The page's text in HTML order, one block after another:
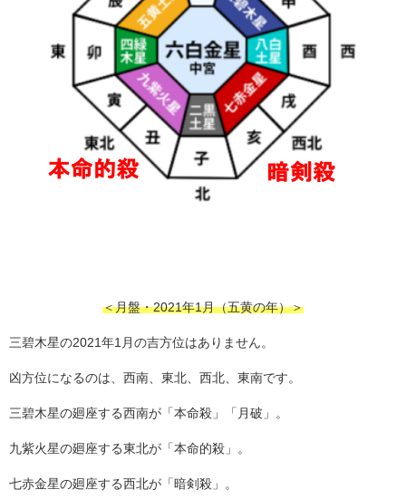
＜月盤・2021年1月（五黄の年）＞
三碧木星の2021年1月の吉方位はありません。
凶方位になるのは、西南、東北、西北、東南です。
三碧木星の廻座する西南が「本命殺」「月破」。
九紫火星の廻座する東北が「本命的殺」。
七赤金星の廻座する西北が「暗剣殺」。